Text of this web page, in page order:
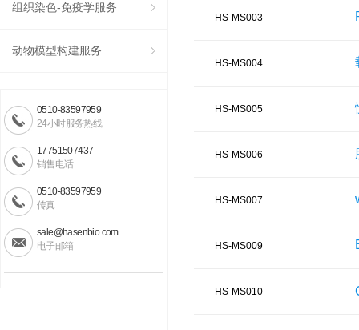
组织染色-免疫学服务
动物模型构建服务
0510-83597959
24小时服务热线
17751507437
销售电话
0510-83597959
传真
sale@hasenbio.com
电子邮箱
HS-MS003
HS-MS004
HS-MS005
HS-MS006
HS-MS007
HS-MS009
HS-MS010